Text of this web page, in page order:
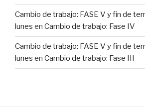
Cambio de trabajo: FASE V y fin de
lunes en Cambio de trabajo: Fase IV
Cambio de trabajo: FASE V y fin de
lunes en Cambio de trabajo: Fase III